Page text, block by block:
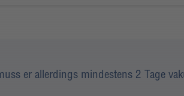
er allerdings mindestens 2 Tage